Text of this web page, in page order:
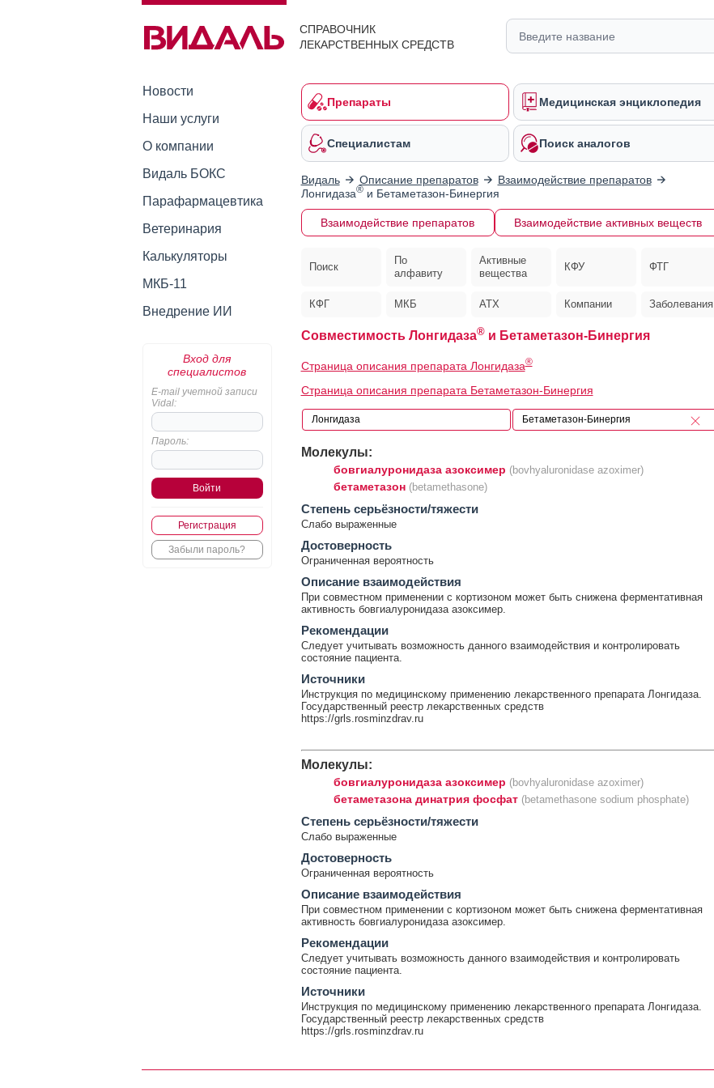
СПРАВОЧНИК
ЛЕКАРСТВЕННЫХ СРЕДСТВ
Новости
Наши услуги
О компании
Видаль БОКС
Парафармацевтика
Ветеринария
Калькуляторы
МКБ-11
Внедрение ИИ
Вход для
специалистов
E-mail учетной записи
Vidal:
Пароль:
Регистрация
Забыли пароль?
Препараты Медицинская энциклопедия
Специалистам Поиск аналогов
Видаль Описание препаратов
Взаимодействие препаратов
Лонгидаза®и Бетаметазон-Бинергия
Взаимодействие препаратов Взаимодействие активных веществ
Поиск
По
алфавиту
Активные
вещества
КФУ ФТГ
КФГ МКБ АТХ Компании Заболевания
Совместимость Лонгидаза®и Бетаметазон-Бинергия
Страница описания препарата Лонгидаза®
Страница описания препарата Бетаметазон-Бинергия
Молекулы:
бовгиалуронидаза азоксимер (bovhyaluronidase azoximer)
бетаметазон (betamethasone)
Cтепень серьёзности/тяжести
Слабо выраженные
Достоверность
Ограниченная вероятность
Описание взаимодействия
При совместном применении с кортизоном может быть снижена ферментативная
активность бовгиалуронидаза азоксимер.
Рекомендации
Следует учитывать возможность данного взаимодействия и контролировать
состояние пациента.
Источники
Инструкция по медицинскому применению лекарственного препарата Лонгидаза.
Государственный реестр лекарственных средств
https://grls.rosminzdrav.ru
Молекулы:
бовгиалуронидаза азоксимер (bovhyaluronidase azoximer)
бетаметазона динатрия фосфат (betamethasone sodium phosphate)
Cтепень серьёзности/тяжести
Слабо выраженные
Достоверность
Ограниченная вероятность
Описание взаимодействия
При совместном применении с кортизоном может быть снижена ферментативная
активность бовгиалуронидаза азоксимер.
Рекомендации
Следует учитывать возможность данного взаимодействия и контролировать
состояние пациента.
Источники
Инструкция по медицинскому применению лекарственного препарата Лонгидаза.
Государственный реестр лекарственных средств
https://grls.rosminzdrav.ru